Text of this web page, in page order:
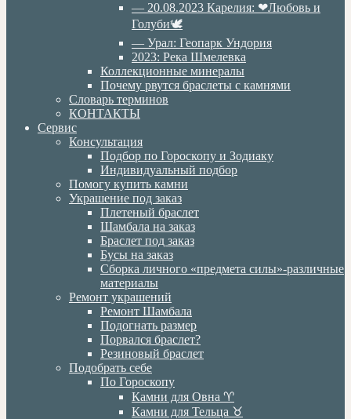
— 20.08.2023 Карелия: ❤Любовь и
Голуби🕊
— Урал: Геопарк Ундория
2023: Река Шмелевка
Коллекционные минералы
Почему рвутся браслеты с камнями
Словарь терминов
КОНТАКТЫ
Сервис
Консультация
Подбор по Гороскопу и Зодиаку
Индивидуальный подбор
Помогу купить камни
Украшение под заказ
Плетеный браслет
Шамбала на заказ
Браслет под заказ
Бусы на заказ
Сборка личного «предмета силы»-различные
материалы
Ремонт украшений
Ремонт Шамбала
Подогнать размер
Порвался браслет?
Резиновый браслет
Подобрать себе
По Гороскопу
Камни для Овна ♈️
Камни для Тельца ♉️